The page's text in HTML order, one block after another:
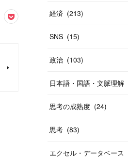
経済 (213)
SNS (15)
政治 (103)
日本語・国語・文脈理解
思考の成熟度 (24)
思考 (83)
エクセル・データベース